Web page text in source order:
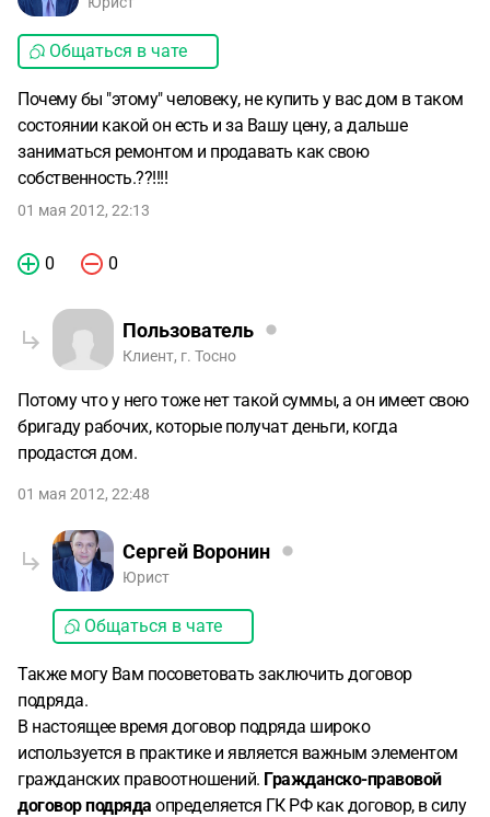
но деньги то будут отдавать другому человеку. Вот и
оформить письменно договоренность с человеком,
который будет делать ремонт, и продавать дом?
Общаться в чате
Почему бы "этому" человеку, не купить у вас дом в таком
состоянии какой он есть и за Вашу цену, а дальше
заниматься ремонтом и продавать как свою
собственность.??!!!!
01 мая 2012, 22:13
0 0
Пользователь
Клиент, г. Тосно
Потому что у него тоже нет такой суммы, а он имеет свою
бригаду рабочих, которые получат деньги, когда
продастся дом.
01 мая 2012, 22:48
Сергей Воронин
Юрист
Общаться в чате
Также могу Вам посоветовать заключить договор
подряда.
В настоящее время договор подряда широко
используется в практике и является важным элементом
гражданских правоотношений. Гражданско-правовой
договор подряда определяется ГК РФ как договор, в силу